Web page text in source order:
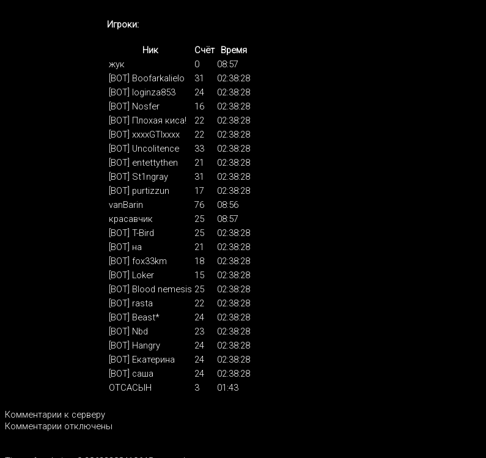
Игроки:
Ник Счёт
Время
жук
0
08:57
[BOT] Boofarkalielo
31
02:38:28
[BOT] loginza853
24
02:38:28
[BOT] Nosfer
16
02:38:28
[BOT] Плохая киса!
22
02:38:28
[BOT] xxxxGTIxxxx
22
02:38:28
[BOT] Uncolitence
33
02:38:28
[BOT] entettythen
21
02:38:28
[BOT] St1ngray
31
02:38:28
[BOT] purtizzun
17
02:38:28
vanBarin
76
08:56
красавчик
25
08:57
[BOT] T-Bird
25
02:38:28
[BOT] на
21
02:38:28
[BOT] fox33km
18
02:38:28
[BOT] Loker
15
02:38:28
[BOT] Blood nemesis 25
02:38:28
[BOT] rasta
22
02:38:28
[BOT] Beast*
24
02:38:28
[BOT] Nbd
23
02:38:28
[BOT] Hangry
24
02:38:28
[BOT] Екатерина
24
02:38:28
[BOT] саша
24
02:38:28
ОТСАСЫН
3 01:43
Комментарии к серверу
Комментарии отключены